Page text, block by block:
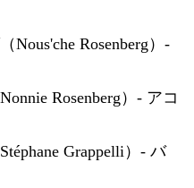
Nous'che Rosenberg）-
Rosenberg）- アコ
Grappelli）- バ